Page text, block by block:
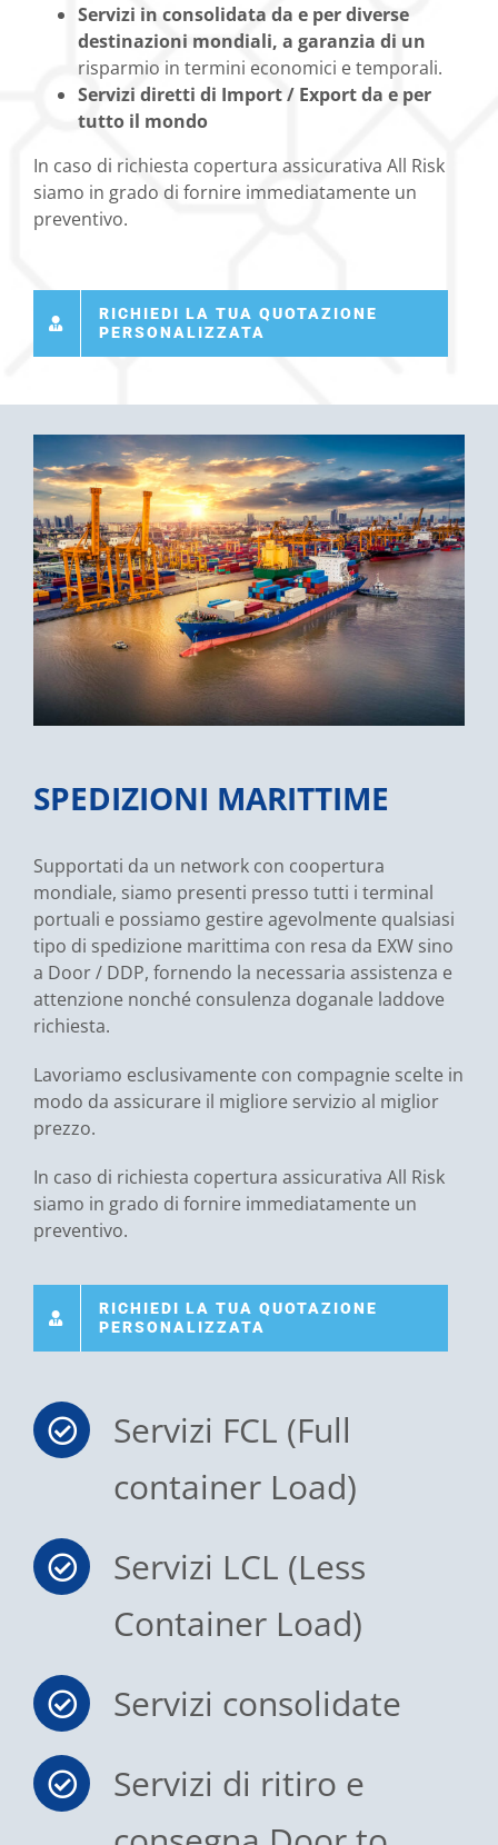
Servizi in consolidata da e per diverse
destinazioni mondiali, a garanzia di un
risparmio in termini economici e temporali.
Servizi diretti di Import / Export da e per
tutto il mondo
In caso di richiesta copertura assicurativa All Risk
siamo in grado di fornire immediatamente un
preventivo.
RICHIEDI LA TUA QUOTAZIONE
PERSONALIZZATA
SPEDIZIONI MARITTIME
Supportati da un network con coopertura
mondiale, siamo presenti presso tutti i terminal
portuali e possiamo gestire agevolmente qualsiasi
tipo di spedizione marittima con resa da EXW sino
a Door / DDP, fornendo la necessaria assistenza e
attenzione nonché consulenza doganale laddove
richiesta.
Lavoriamo esclusivamente con compagnie scelte in
modo da assicurare il migliore servizio al miglior
prezzo.
In caso di richiesta copertura assicurativa All Risk
siamo in grado di fornire immediatamente un
preventivo.
RICHIEDI LA TUA QUOTAZIONE
PERSONALIZZATA
Servizi FCL (Full
container Load)
Servizi LCL (Less
Container Load)
Servizi consolidate
Servizi di ritiro e